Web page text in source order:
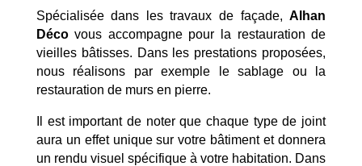
Spécialisée dans les travaux de façade,Alhan
Décovous accompagne pour la restauration de
vieilles bâtisses. Dans les prestations proposées,
nous réalisons par exemple le sablage ou la
restauration de murs en pierre.
Il est important de noter que chaque type de joint
aura un effet unique sur votre bâtiment et donnera
un rendu visuel spécifique à votre habitation. Dans